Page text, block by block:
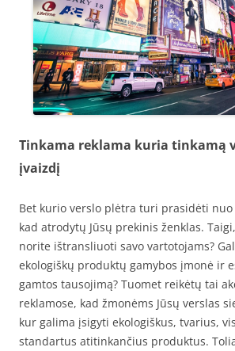
Tinkama reklama kuria tinkamą
įvaizdį
Bet kurio verslo plėtra turi prasidėti
kad atrodytų Jūsų prekinis ženklas.
norite ištransliuoti savo vartotojams?
ekologiškų produktų gamybos įmonė ir
gamtos tausojimą? Tuomet reikėtų tai
reklamose, kad žmonėms Jūsų verslas
kur galima įsigyti ekologiškus, tvarius,
standartus atitinkančius produktus.